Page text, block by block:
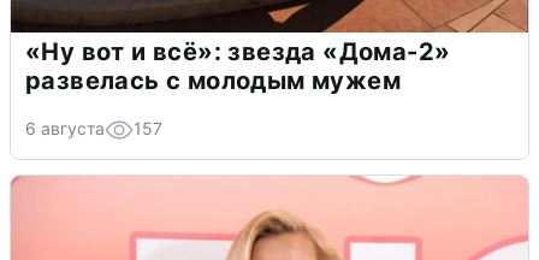
«Ну вот и всё»: звезда «Дома-2»
развелась с молодым мужем
6 августа 157